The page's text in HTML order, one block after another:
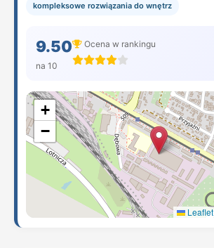
kompleksowe rozwiązania do wnętrz
9.50
na 10
Ocena w rankingu
+
−
Leaflet